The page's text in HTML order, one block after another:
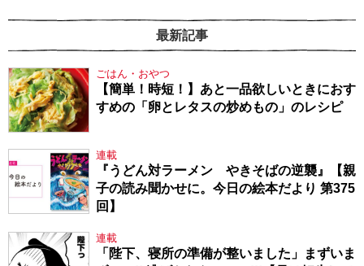
最新記事
ごはん・おやつ
【簡単！時短！】あと一品欲しいときにおす
すめの「卵とレタスの炒めもの」のレシピ
連載
『うどん対ラーメン やきそばの逆襲』【親
子の読み聞かせに。今日の絵本だより 第375
回】
連載
「陛下、寝所の準備が整いました」まずいま